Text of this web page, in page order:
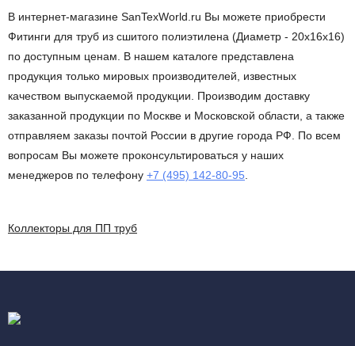
В интернет-магазине SanTexWorld.ru Вы можете приобрести
Фитинги для труб из сшитого полиэтилена (Диаметр - 20х16х16)
по доступным ценам. В нашем каталоге представлена
продукция только мировых производителей, известных
качеством выпускаемой продукции. Производим доставку
заказанной продукции по Москве и Московской области, а также
отправляем заказы почтой России в другие города РФ. По всем
вопросам Вы можете проконсультироваться у наших
менеджеров по телефону +7 (495) 142-80-95
Коллекторы для ПП труб